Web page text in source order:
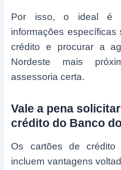
Por isso, o ideal é
informações
crédito e procurar a
Nordeste mais
assessoria certa.
Vale a pena
crédito do Banco
Os cartões de crédito
incluem vantagens